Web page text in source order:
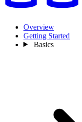
Overview
Getting Started
Basics